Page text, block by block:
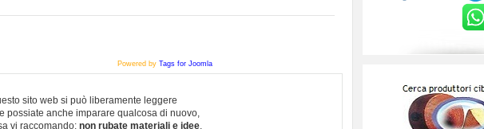
Powered by Tags for Joomla
sito web si può liberamente leggere
possiate anche imparare qualcosa di nuovo,
vi raccomando: non rubate materiali e idee,